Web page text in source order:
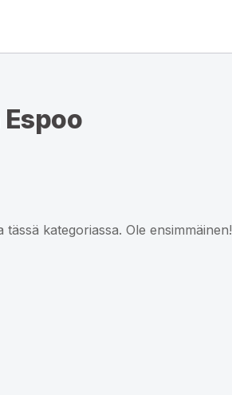
tässä kategoriassa. Ole ensimmäinen!